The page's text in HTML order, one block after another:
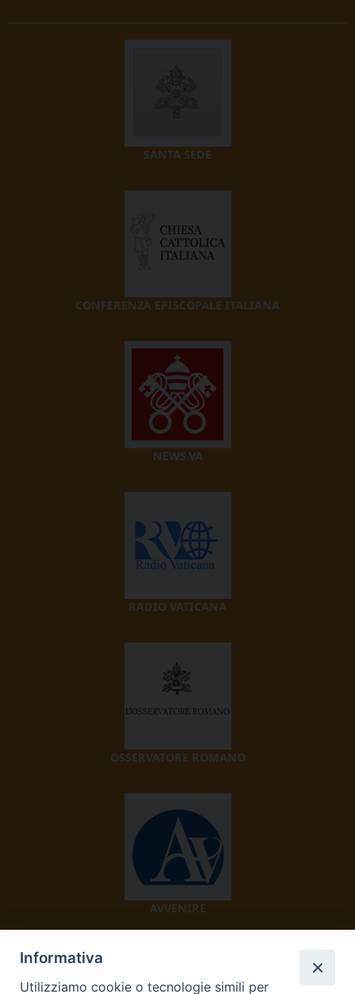
SANTA SEDE
CONFERENZA EPISCOPALE ITALIANA
NEWS.VA
RADIO VATICANA
OSSERVATORE ROMANO
AVVENIRE
Informativa
Utilizziamo cookie o tecnologie simili per